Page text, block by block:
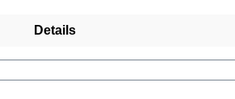
Details